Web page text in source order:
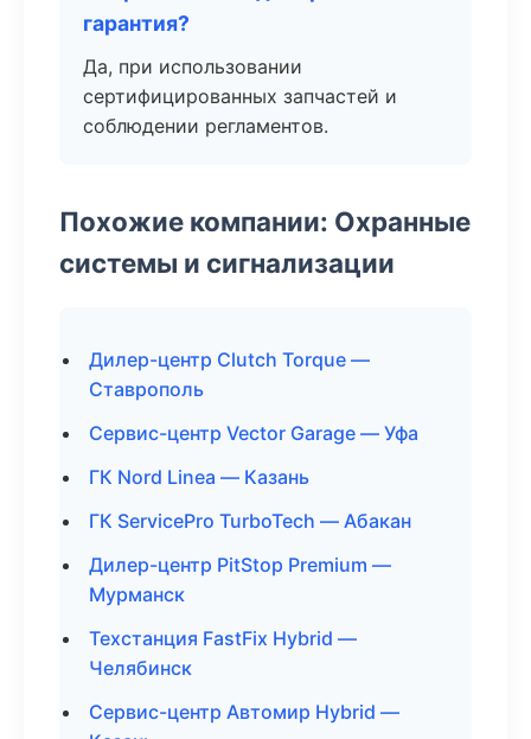
гарантия?
Да, при использовании
сертифицированных запчастей и
соблюдении регламентов.
Похожие компании: Охранные
системы и сигнализации
Дилер-центр Clutch Torque —
Ставрополь
Сервис-центр Vector Garage — Уфа
ГК Nord Linea — Казань
ГК ServicePro TurboTech — Абакан
Дилер-центр PitStop Premium —
Мурманск
Техстанция FastFix Hybrid —
Челябинск
Сервис-центр Автомир Hybrid —